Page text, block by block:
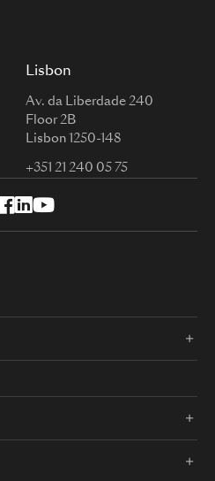
Lisbon
Av. da Liberdade 240
Floor 2B
Lisbon 1250-148
+351 21 240 05 75